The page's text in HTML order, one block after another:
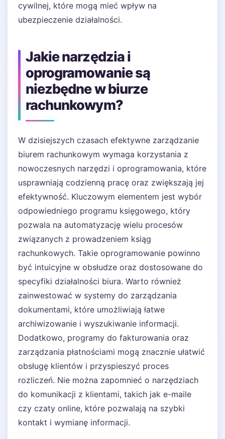
cywilnej, które mogą mieć wpływ na
ubezpieczenie działalności.
Jakie narzędzia i
oprogramowanie są
niezbędne w biurze
rachunkowym?
W dzisiejszych czasach efektywne zarządzanie
biurem rachunkowym wymaga korzystania z
nowoczesnych narzędzi i oprogramowania, które
usprawniają codzienną pracę oraz zwiększają jej
efektywność. Kluczowym elementem jest wybór
odpowiedniego programu księgowego, który
pozwala na automatyzację wielu procesów
związanych z prowadzeniem ksiąg
rachunkowych. Takie oprogramowanie powinno
być intuicyjne w obsłudze oraz dostosowane do
specyfiki działalności biura. Warto również
zainwestować w systemy do zarządzania
dokumentami, które umożliwiają łatwe
archiwizowanie i wyszukiwanie informacji.
Dodatkowo, programy do fakturowania oraz
zarządzania płatnościami mogą znacznie ułatwić
obsługę klientów i przyspieszyć proces
rozliczeń. Nie można zapomnieć o narzędziach
do komunikacji z klientami, takich jak e-maile
czy czaty online, które pozwalają na szybki
kontakt i wymianę informacji.